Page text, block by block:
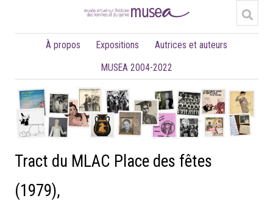
À propos Expositions
Autrices et auteurs
MUSEA 2004-2022
Tract du MLAC Place des fêtes
(1979),